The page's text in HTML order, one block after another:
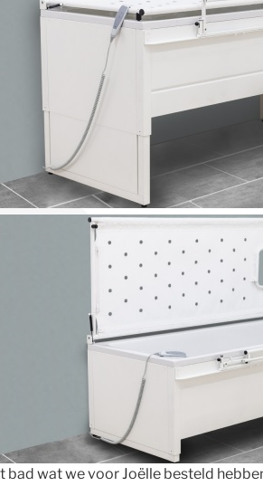
bad wat we voor Joëlle besteld